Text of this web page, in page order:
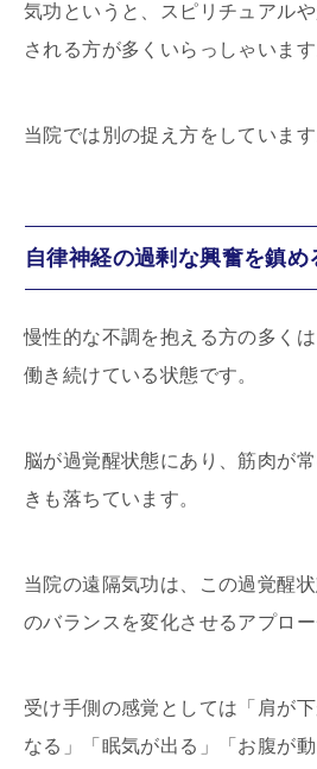
気功というと、スピリチュアル
される方が多くいらっしゃいます
当院では別の捉え方をしています
自律神経の過剰な興奮を鎮
慢性的な不調を抱える方の多く
働き続けている状態です。
脳が過覚醒状態にあり、筋肉が
きも落ちています。
当院の遠隔気功は、この過覚醒
のバランスを変化させるアプロー
受け手側の感覚としては「肩が
なる」「眠気が出る」「お腹が